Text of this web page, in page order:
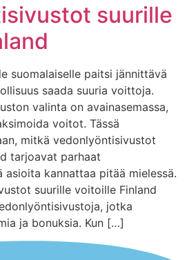
suurille
suomalaiselle paitsi jännittävä
saada suuria voittoja.
valinta on avainasemassa,
voitot. Tässä
mitkä vedonlyöntisivustot
tarjoavat parhaat
asioita kannattaa pitää mielessä.
suurille voitoille Finland
jotka
ja bonuksia. Kun […]